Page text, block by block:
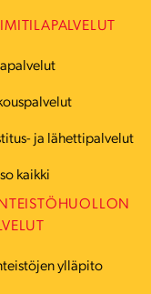
ja lähettipalvelut
kaikki
ylläpito